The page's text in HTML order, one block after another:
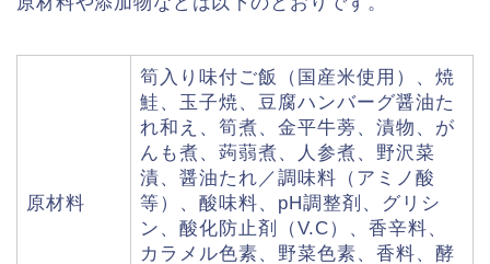
原材料
筍入り味付ご飯（国産米使用）、焼
鮭、玉子焼、豆腐ハンバーグ醤油た
れ和え、筍煮、金平牛蒡、漬物、が
んも煮、蒟蒻煮、人参煮、野沢菜
漬、醤油たれ／調味料（アミノ酸
等）、酸味料、pH調整剤、グリシ
ン、酸化防止剤（V.C）、香辛料、
カラメル色素、野菜色素、香料、酵